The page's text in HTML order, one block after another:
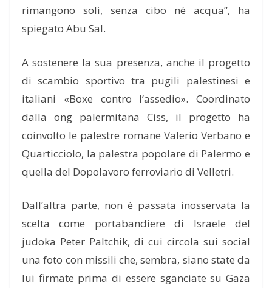
rimangono soli, senza cibo né acqua”, ha
spiegato Abu Sal.
A sostenere la sua presenza, anche il progetto
di scambio sportivo tra pugili palestinesi e
italiani «Boxe contro l’assedio». Coordinato
dalla ong palermitana Ciss, il progetto ha
coinvolto le palestre romane Valerio Verbano e
Quarticciolo, la palestra popolare di Palermo e
quella del Dopolavoro ferroviario di Velletri.
Dall’altra parte, non è passata inosservata la
scelta come portabandiere di Israele del
judoka Peter Paltchik, di cui circola sui social
una foto con missili che, sembra, siano state da
lui firmate prima di essere sganciate su Gaza